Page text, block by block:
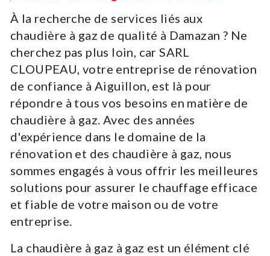
À la recherche de services liés aux
chaudière à gaz de qualité à Damazan ? Ne
cherchez pas plus loin, car SARL
CLOUPEAU, votre entreprise de rénovation
de confiance à Aiguillon, est là pour
répondre à tous vos besoins en matière de
chaudière à gaz. Avec des années
d'expérience dans le domaine de la
rénovation et des chaudière à gaz, nous
sommes engagés à vous offrir les meilleures
solutions pour assurer le chauffage efficace
et fiable de votre maison ou de votre
entreprise.
La chaudière à gaz à gaz est un élément clé